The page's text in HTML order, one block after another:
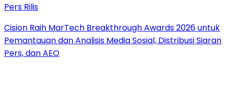
Pers Rilis
Cision Raih MarTech Breakthrough Awards 2026 untuk
Pemantauan dan Analisis Media Sosial, Distribusi Siaran
Pers, dan AEO